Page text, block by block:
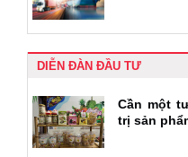
DIỄN ĐÀN ĐẦU TƯ
Cần một
trị sản